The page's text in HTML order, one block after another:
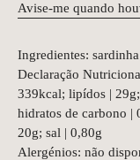
Avise-me quando
Ingredientes:
Declaração
339kcal; lipídos |
hidratos de carbono |
20g; sal | 0,80g
Alergénios: não